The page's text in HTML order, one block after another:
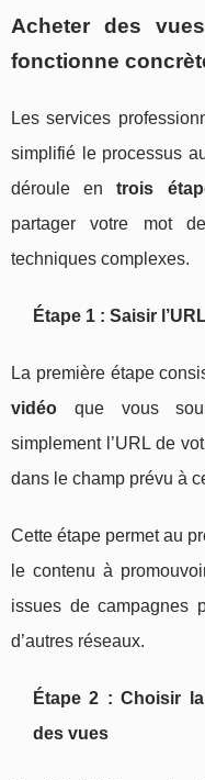
Acheter des
fonctionne
Les services
simplifié le processus
déroule entrois
partager votre mot
techniques complexes.
Étape 1 : Saisir
La première étape
vidéo que vous
simplement l’URL de
dans le champ prévu à
Cette étape permet au
le contenu à
issues de campagnes
d’autres réseaux.
Étape 2 : Choisir
des vues